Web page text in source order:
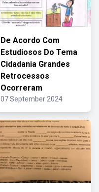
De Acordo Com
Estudiosos Do Tema
Cidadania Grandes
Retrocessos
Ocorreram
07 September 2024